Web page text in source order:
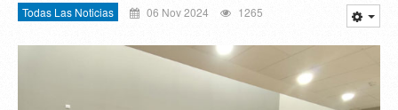
Todas Las Noticias 06 Nov 2024 1265